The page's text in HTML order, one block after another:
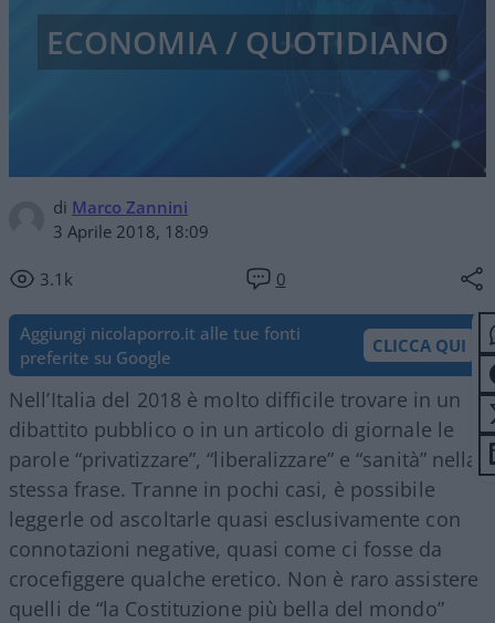
di Marco Zannini
3 Aprile 2018, 18:09
3.1k 0
ECONOMIA / QUOTIDIANO
Aggiungi nicolaporro.it alle tue fonti
preferite su Google
CLICCA QUI
Nell’Italia del 2018 è molto difficile trovare in un
dibattito pubblico o in un articolo di giornale le
parole “privatizzare”, “liberalizzare” e “sanità” nella
stessa frase. Tranne in pochi casi, è possibile
leggerle od ascoltarle quasi esclusivamente con
connotazioni negative, quasi come ci fosse da
crocefiggere qualche eretico. Non è raro assistere
quelli de “la Costituzione più bella del mondo”